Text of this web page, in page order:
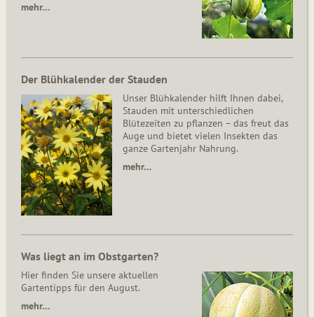
mehr…
Der Blühkalender der Stauden
Unser Blühkalender hilft Ihnen dabei,
Stauden mit unterschiedlichen
Blütezeiten zu pflanzen – das freut das
Auge und bietet vielen Insekten das
ganze Gartenjahr Nahrung.
mehr…
Was liegt an im Obstgarten?
Hier finden Sie unsere aktuellen
Gartentipps für den August.
mehr…